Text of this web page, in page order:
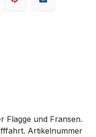
Flagge und Fransen.
Artikelnummer